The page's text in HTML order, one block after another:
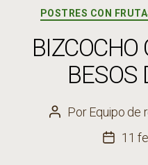
POSTRES CON
BIZCOCHO
BESOS
Autor
PorEquipo de
Fecha
11